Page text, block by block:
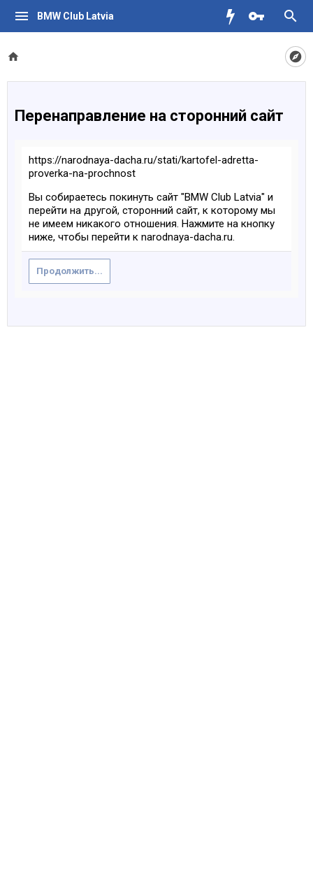
BMW Club Latvia
Перенаправление на сторонний сайт
https://narodnaya-dacha.ru/stati/kartofel-adretta-
proverka-na-prochnost
Вы собираетесь покинуть сайт "BMW Club Latvia" и
перейти на другой, сторонний сайт, к которому мы
не имеем никакого отношения. Нажмите на кнопку
ниже, чтобы перейти к narodnaya-dacha.ru.
Продолжить...